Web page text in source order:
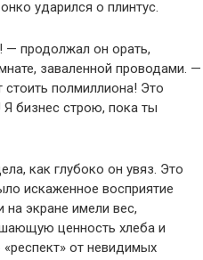
ударился о плинтус.
продолжал он орать,
заваленной проводами. —
стоить полмиллиона! Это
Я бизнес строю, пока ты
как глубоко он увяз. Это
искаженное восприятие
на экране имели вес,
ценность хлеба и
«респект» от невидимых